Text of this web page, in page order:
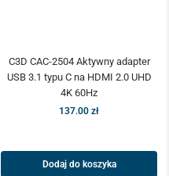
C3D CAC-2504 Aktywny adapter
USB 3.1 typu C na HDMI 2.0 UHD
4K 60Hz
137.00 zł
Dodaj do koszyka